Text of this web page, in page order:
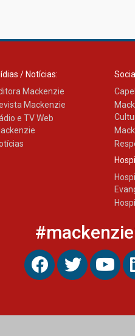
/ Notícias:
Mackenzie
Mackenzie
e TV Web